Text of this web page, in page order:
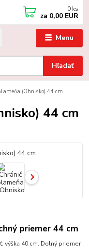
Menu
Hľadať
0 ks
za 0,00 EUR
(Ohnisko) 44 cm
44 cm
priemer 44 cm
výška 40 cm. Dolný priemer